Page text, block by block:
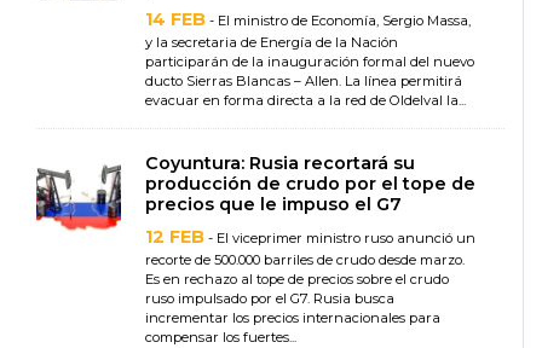
14 FEB - El ministro de Economía, Sergio Massa,
y la secretaria de Energía de la Nación
participarán de la inauguración formal del nuevo
ducto Sierras Blancas – Allen. La línea permitirá
evacuar en forma directa a la red de Oldelval la...
Coyuntura: Rusia recortará su
producción de crudo por el tope de
precios que le impuso el G7
12 FEB - El viceprimer ministro ruso anunció un
recorte de 500.000 barriles de crudo desde marzo.
Es en rechazo al tope de precios sobre el crudo
ruso impulsado por el G7. Rusia busca
incrementar los precios internacionales para
compensar los fuertes...